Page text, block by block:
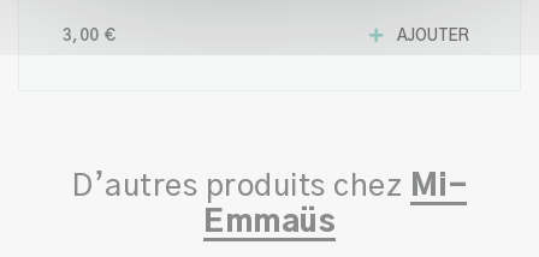
3,00 € AJOUTER
D’autres produits chez Mi-
Emmaüs